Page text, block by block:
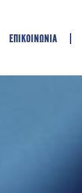
ΕΠΙΚΟΙΝΩΝΙΑ